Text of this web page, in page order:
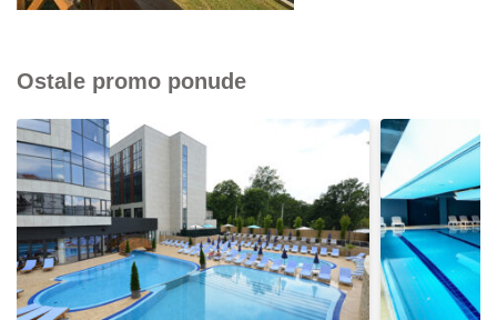
Ostale promo ponude